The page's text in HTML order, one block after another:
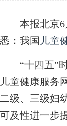
本报北京6月
悉：我国 儿童
“十四五”时
儿童健康服务
二级、三级妇
可及性进一步